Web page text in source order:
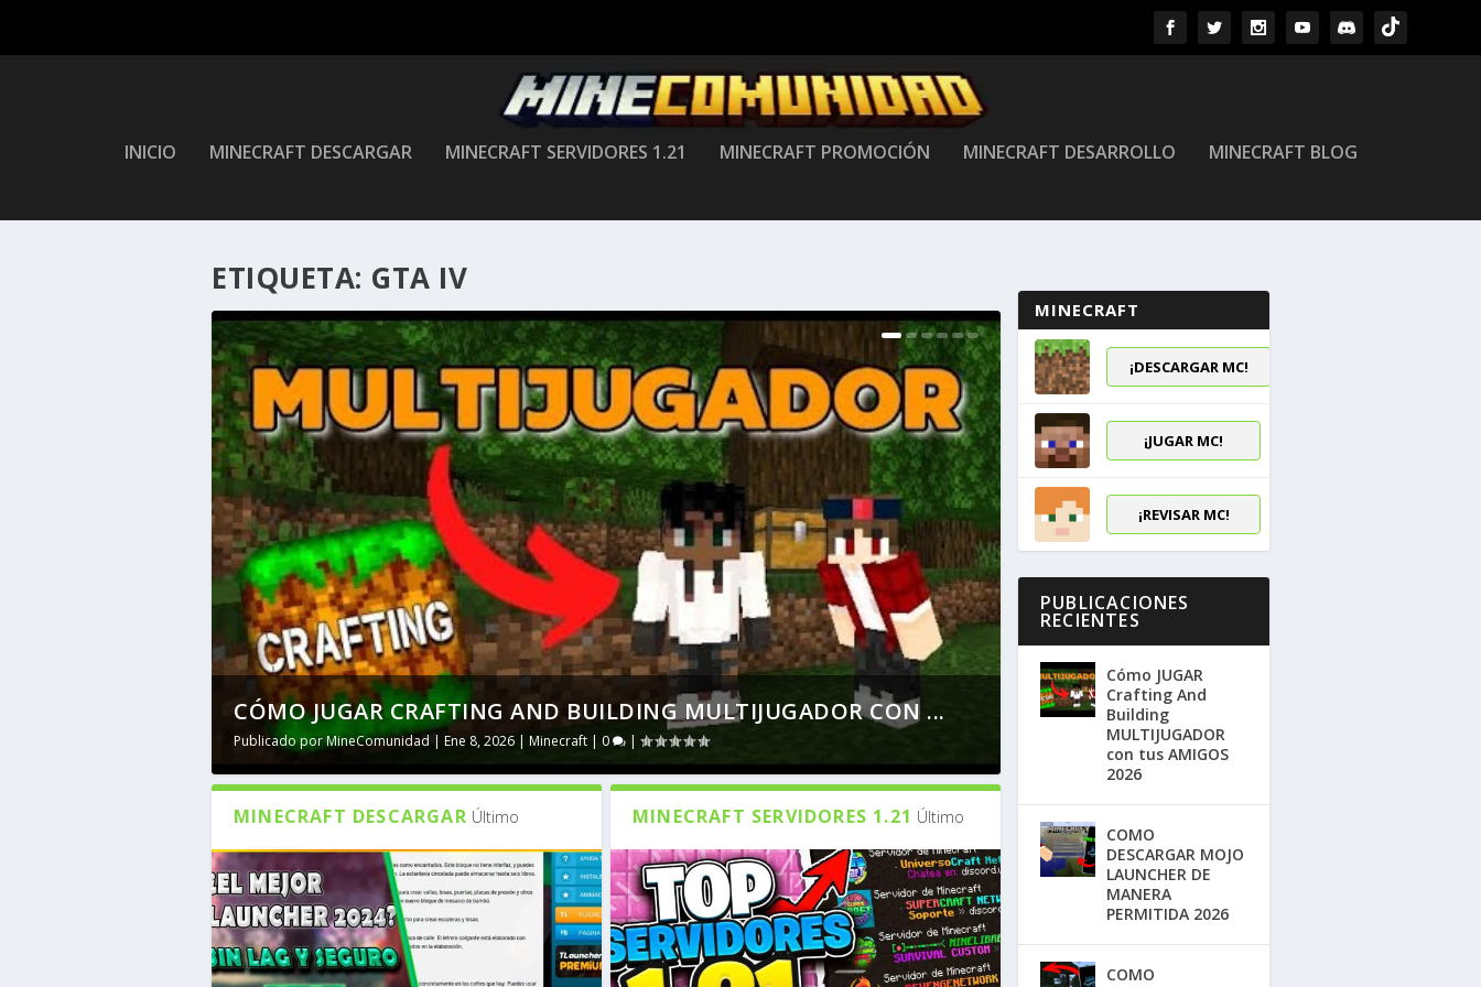
INICIO MINECRAFT DESCARGAR MINECRAFT SERVIDORES 1.21 MINECRAFT PROMOCIÓN MINECRAFT DESARROLLO MINECRAFT BLOG
ETIQUETA: GTA IV
CÓMO JUGAR CRAFTING AND BUILDING MULTIJUGADOR CON ...
Publicado porMineComunidad | Ene 8, 2026 | Minecraft | 0 |
MINECRAFT DESCARGAR Último MINECRAFT SERVIDORES 1.21 Último
MINECRAFT
¡DESCARGAR MC!
¡JUGAR MC!
¡REVISAR MC!
PUBLICACIONES
RECIENTES
Cómo JUGAR
Crafting And
Building
MULTIJUGADOR
con tus AMIGOS
2026
COMO
DESCARGAR MOJO
LAUNCHER DE
MANERA
PERMITIDA 2026
COMO